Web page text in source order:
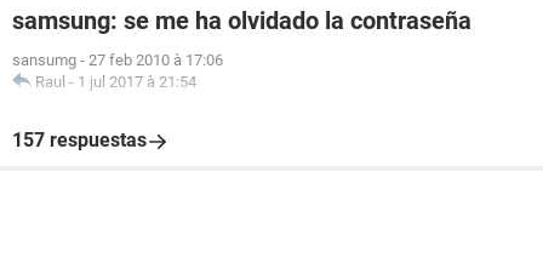
samsung: se me ha olvidado la contraseña
sansumg - 27 feb 2010 à 17:06
Raul - 1 jul 2017 à 21:54
157 respuestas